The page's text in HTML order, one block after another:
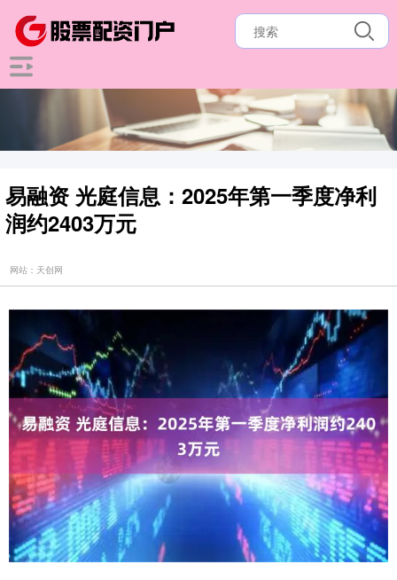
易融资 光庭信息：2025年第一季度净利
润约2403万元
网站：天创网